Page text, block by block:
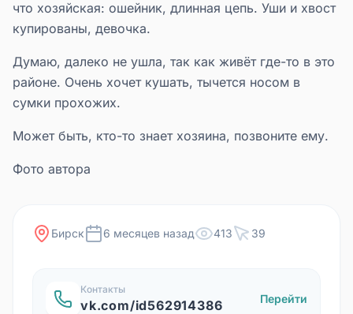
что хозяйская: ошейник, длинная цепь. Уши и хвост
купированы, девочка.
Думаю, далеко не ушла, так как живёт где-то в это
районе. Очень хочет кушать, тычется носом в
сумки прохожих.
Может быть, кто-то знает хозяина, позвоните ему.
Фото автора
Бирск 6 месяцев назад 413 39
Контакты
vk.com/id562914386 Перейти